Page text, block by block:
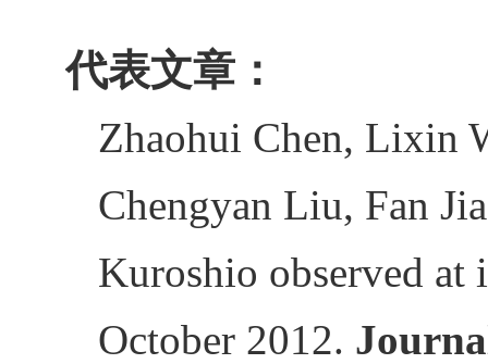
代表文章：
Zhaohui Chen, Lixin
Chengyan Liu, Fan
Kuroshio observed
October 2012.